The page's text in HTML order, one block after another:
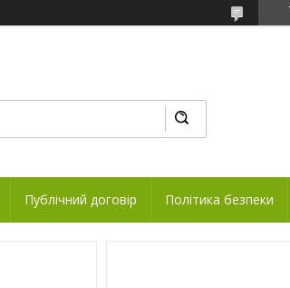
Публічний договір Політика безпеки